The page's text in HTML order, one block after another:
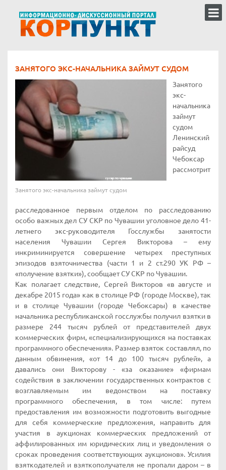
ЗАНЯТОГО ЭКС-НАЧАЛЬНИКА ЗАЙМУТ СУДОМ
Занятого экс-начальника займут судом
Занятого
экс-
начальника
займут
судом
Ленинский
райсуд
Чебоксар
рассмотрит
расследованное первым отделом по расследованию
особо важных дел СУ СКР по Чувашии уголовное дело 41-
летнего экс-руководителя Госслужбы занятости
населения Чувашии Сергея Викторова – ему
инкриминируется совершение четырех преступных
эпизодов взяточничества (части 1 и 2 ст.290 УК РФ –
«получение взятки»), сообщает СУ СКР по Чувашии.
Как полагает следствие, Сергей Викторов «в августе и
декабре 2015 года» как в столице РФ (городе Москве), так
и в столице Чувашии (городе Чебоксары) в качестве
начальника республиканской госслужбы получил взятки в
размере 244 тысяч рублей от представителей двух
коммерческих фирм, «специализирующихся на поставках
программного обеспечения». Размер взяток составлял, по
данным обвинения, «от 14 до 100 тысяч рублей», а
давались они Викторову - «за оказание» «фирмам
содействия в заключении государственных контрактов с
возглавляемым им ведомством на поставку
программного обеспечения, в том числе: путем
предоставления им возможности подготовить выгодные
для себя коммерческие предложения, направить для
участия в аукционах коммерческих предложений от
аффилированных им юридических лиц и уведомления о
сроках проведения соответствующих аукционов». Усилия
взяткодателей и взяткополучателя не пропали даром – в